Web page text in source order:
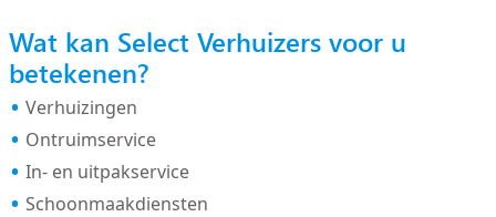
Wat kan Select Verhuizers voor u
betekenen?
Verhuizingen
Ontruimservice
In- en uitpakservice
Schoonmaakdiensten